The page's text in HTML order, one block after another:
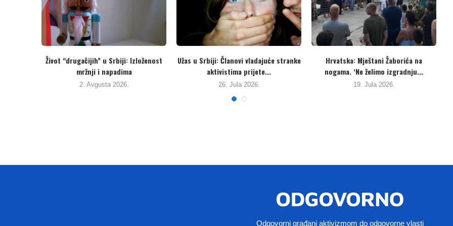
Hrvatska: Mještani Žaborića na
nogama. ‘Ne želimo izgradnju...
19. Jula 2026.
Srbija: Umjesto da hapsi huligane koji
prijete nasiljem...
19. Jula 2026.
Protiv megafarmi u Hrvatskoj i Darko
Rundek: “Hvala...
12. Jula 2026.
Odgovorni građani aktivizmom do odgovorne vlasti